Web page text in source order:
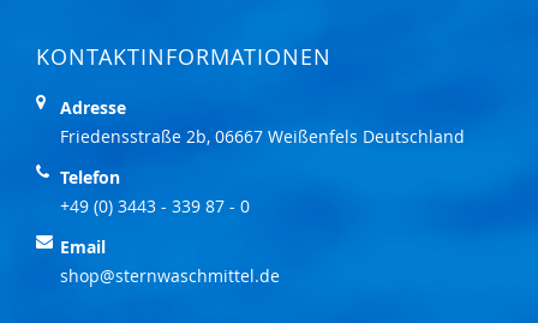
KONTAKTINFORMATIONEN
Adresse
Friedensstraße 2b, 06667 Weißenfels Deutschland
Telefon
+49 (0) 3443 - 339 87 - 0
Email
shop@sternwaschmittel.de